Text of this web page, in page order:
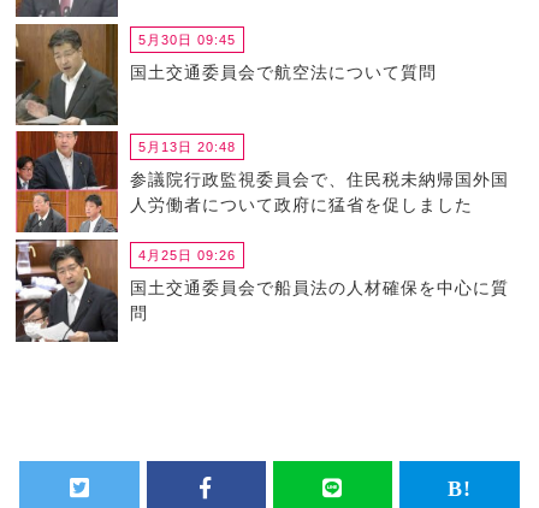
5月30日 09:45
国土交通委員会で航空法について質問
5月13日 20:48
参議院行政監視委員会で、住民税未納帰国外国
人労働者について政府に猛省を促しました
4月25日 09:26
国土交通委員会で船員法の人材確保を中心に質
問